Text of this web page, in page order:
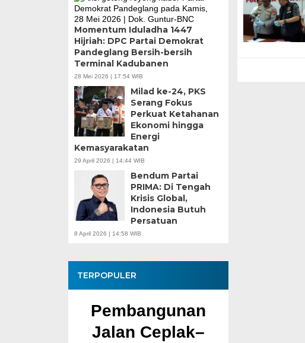
Momentum Iduladha 1447
Hijriah: DPC Partai Demokrat
Pandeglang Bersih-bersih
Terminal Kadubanen
28 Mei 2026 | 17:54 WIB
Milad ke-24, PKS
Serang Fokus
Perkuat Ketahanan
Ekonomi hingga
Energi
Kemasyarakatan
29 April 2026 | 14:44 WIB
Bendum Partai
PRIMA: Di Tengah
Krisis Global,
Indonesia Butuh
Persatuan
8 April 2026 | 14:58 WIB
TERPOPULER
Pembangunan
Jalan Ceplak–